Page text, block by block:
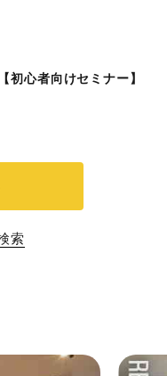
初心者向けセミナー】
索